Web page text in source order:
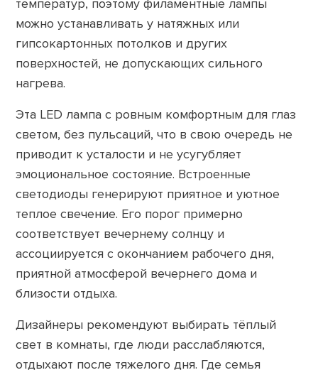
температур, поэтому филаментные лампы
можно устанавливать у натяжных или
гипсокартонных потолков и других
поверхностей, не допускающих сильного
нагрева.
Эта LED лампа с ровным комфортным для глаз
светом, без пульсаций, что в свою очередь не
приводит к усталости и не усугубляет
эмоциональное состояние. Встроенные
светодиоды генерируют приятное и уютное
теплое свечение. Его порог примерно
соответствует вечернему солнцу и
ассоциируется с окончанием рабочего дня,
приятной атмосферой вечернего дома и
близости отдыха.
Дизайнеры рекомендуют выбирать тёплый
свет в комнаты, где люди расслабляются,
отдыхают после тяжелого дня. Где семья